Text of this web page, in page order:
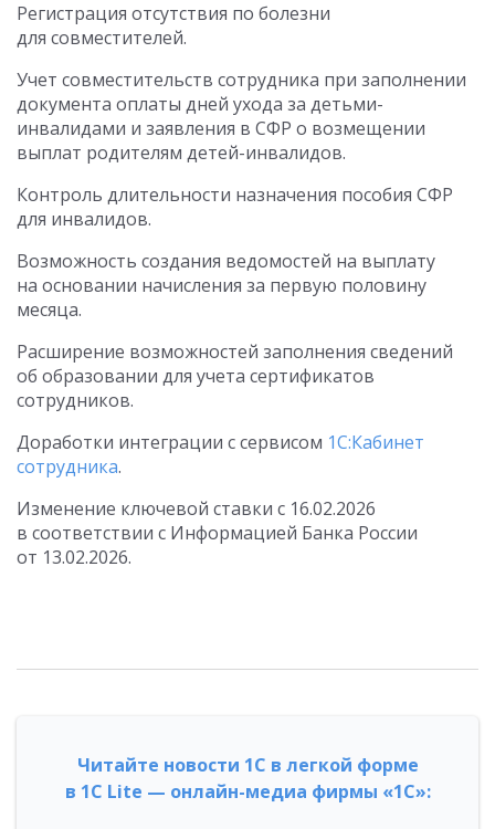
Регистрация отсутствия по болезни
для совместителей.
Учет совместительств сотрудника при заполнении
документа оплаты дней ухода за детьми-
инвалидами и заявления в СФР о возмещении
выплат родителям детей-инвалидов.
Контроль длительности назначения пособия СФР
для инвалидов.
Возможность создания ведомостей на выплату
на основании начисления за первую половину
месяца.
Расширение возможностей заполнения сведений
об образовании для учета сертификатов
сотрудников.
Доработки интеграции с сервисом 1С:Кабинет
сотрудника.
Изменение ключевой ставки с 16.02.2026
в соответствии с Информацией Банка России
от 13.02.2026.
Читайте новости 1С в легкой форме
в 1С Lite — онлайн-медиа фирмы «1С»: